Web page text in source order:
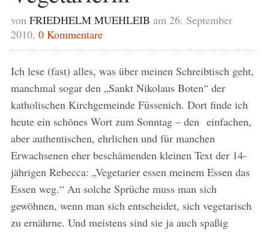
von FRIEDHELM MUEHLEIB am 26. September
2010, 0 Kommentare
Ich lese (fast) alles, was über meinen Schreibtisch geht,
manchmal sogar den „Sankt Nikolaus Boten“ der
katholischen Kirchgemeinde Füssenich. Dort finde ich
heute ein schönes Wort zum Sonntag – den einfachen,
aber authentischen, ehrlichen und für manchen
Erwachsenen eher beschämenden kleinen Text der 14-
jährigen Rebecca: „Vegetarier essen meinem Essen das
Essen weg.“ An solche Sprüche muss man sich
gewöhnen, wenn man sich entscheidet, sich vegetarisch
zu ernährne. Und meistens sind sie ja auch spaßig